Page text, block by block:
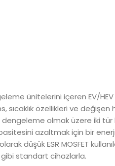
ünitelerini içeren EV/
özellikleri ve değişen
olmak üzere iki tür
azaltmak için bir enerji
düşük ESR MOSFET
gibi standart cihazlarla.